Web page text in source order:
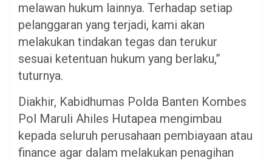
melawan hukum lainnya. Terhadap setiap
pelanggaran yang terjadi, kami akan
melakukan tindakan tegas dan terukur
sesuai ketentuan hukum yang berlaku,”
tuturnya.
Diakhir, Kabidhumas Polda Banten Kombes
Pol Maruli Ahiles Hutapea mengimbau
kepada seluruh perusahaan pembiayaan atau
finance agar dalam melakukan penagihan